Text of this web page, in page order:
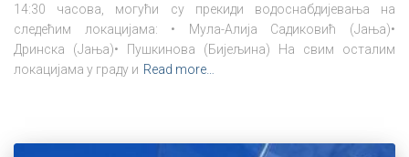
14:30 часова, могући су прекиди водоснабдијевања на
следећим локацијама: • Мула-Алија Садиковић (Јања)•
Дринска (Јања)• Пушкинова (Бијељина) На свим осталим
локацијама у граду и Read more…